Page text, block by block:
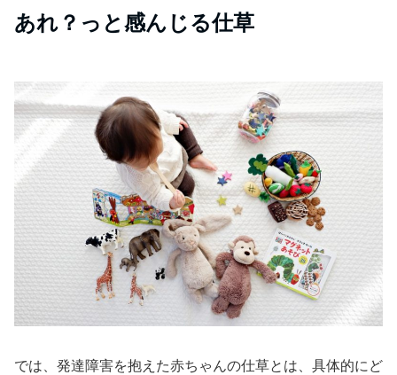
あれ？っと感んじる仕草
では、発達障害を抱えた赤ちゃんの仕草とは、具体的にど